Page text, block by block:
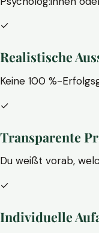
✓
Realistische
Keine 100 %-
✓
Transparente
Du weißt vorab,
✓
Individuelle